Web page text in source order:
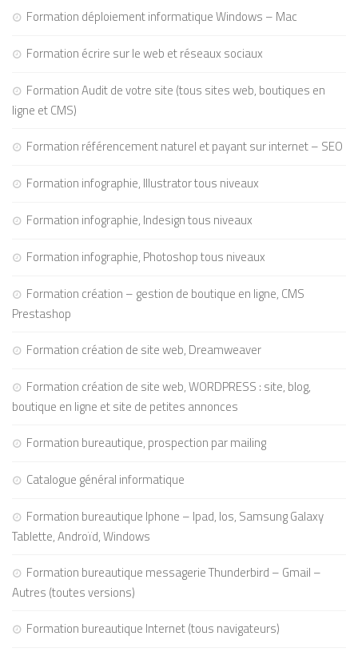
Formation déploiement informatique Windows – Mac
Formation écrire sur le web et réseaux sociaux
Formation Audit de votre site (tous sites web, boutiques en
ligne et CMS)
Formation référencement naturel et payant sur internet – SEO
Formation infographie, Illustrator tous niveaux
Formation infographie, Indesign tous niveaux
Formation infographie, Photoshop tous niveaux
Formation création – gestion de boutique en ligne, CMS
Prestashop
Formation création de site web, Dreamweaver
Formation création de site web, WORDPRESS : site, blog,
boutique en ligne et site de petites annonces
Formation bureautique, prospection par mailing
Catalogue général informatique
Formation bureautique Iphone – Ipad, Ios, Samsung Galaxy
Tablette, Androïd, Windows
Formation bureautique messagerie Thunderbird – Gmail –
Autres (toutes versions)
Formation bureautique Internet (tous navigateurs)